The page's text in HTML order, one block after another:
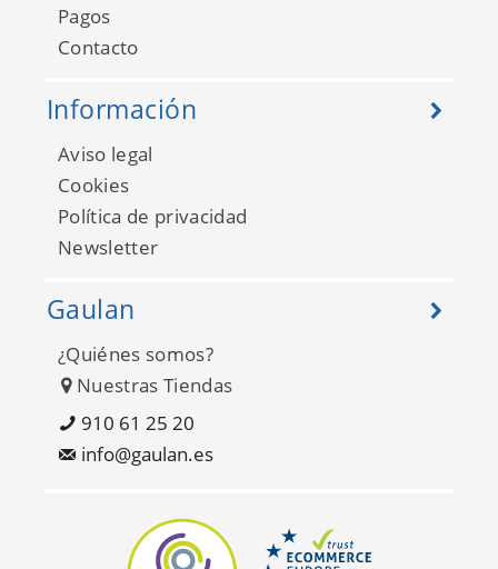
Pagos
Contacto
Información
Aviso legal
Cookies
Política de privacidad
Newsletter
Gaulan
¿Quiénes somos?
Nuestras Tiendas
910 61 25 20
info@gaulan.es